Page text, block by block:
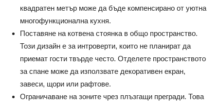
квадратен метър може да бъде компенсирано от уютна
многофункционална кухня.
Поставяне на котвена стоянка в общо пространство.
Този дизайн е за интроверти, които не планират да
приемат гости твърде често. Отделете пространството
за спане може да използвате декоративен екран,
завеси, щори или рафтове.
Ограничаване на зоните чрез плъзгащи прегради. Това